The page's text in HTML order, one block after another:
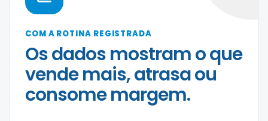
COM A ROTINA REGISTRADA
Os dados mostram o que
vende mais, atrasa ou
consome margem.